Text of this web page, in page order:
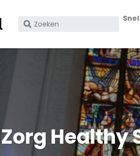
Zoek
bedrijfsnaam
Healthy